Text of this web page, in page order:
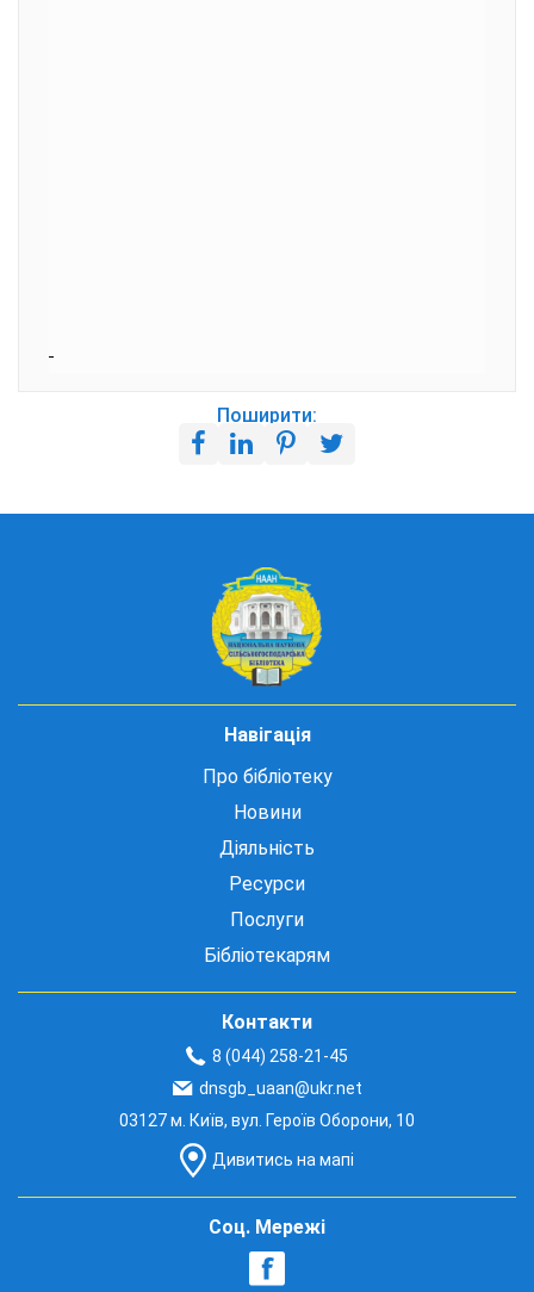
Поширити:
Навігація
Про бібліотеку
Новини
Діяльність
Ресурси
Послуги
Бібліотекарям
Контакти
8 (044) 258-21-45
dnsgb_uaan@ukr.net
03127 м. Київ, вул. Героїв Оборони, 10
Дивитись на мапі
Соц. Мережі